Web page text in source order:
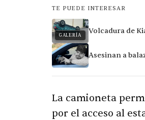
TE PUEDE INTERESAR
GALERÍA Volcadura de
Asesinan a
La camioneta
por el acceso al